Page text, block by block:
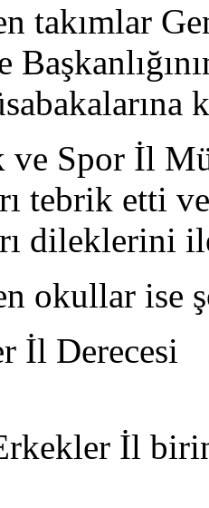
takımlar
Spor İl
tebrik etti
dileklerini
İl Derecesi
İl